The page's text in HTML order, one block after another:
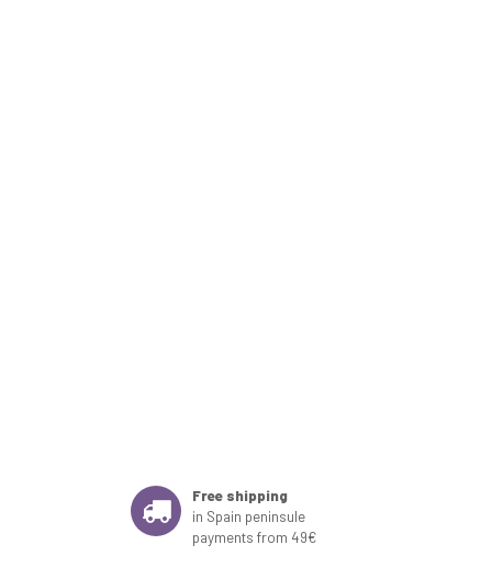
Free shipping
in Spain peninsule
payments from 49€